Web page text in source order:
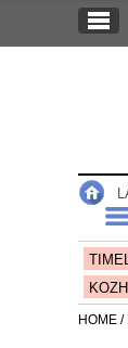
NOTIFIED
HOME /